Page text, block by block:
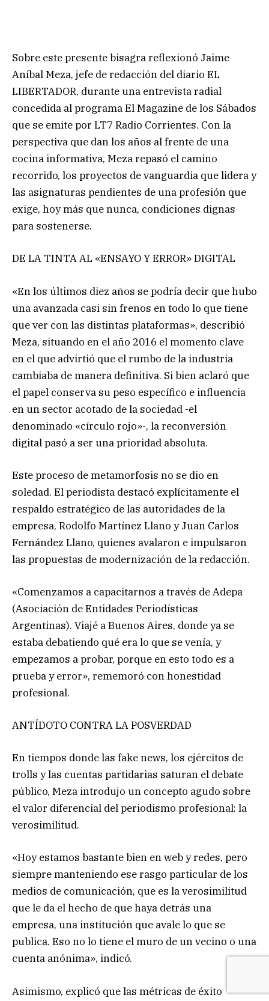
Sobre este presente bisagra reflexionó Jaime
Aníbal Meza, jefe de redacción del diario EL
LIBERTADOR, durante una entrevista radial
concedida al programa El Magazine de los Sábados
que se emite por LT7 Radio Corrientes. Con la
perspectiva que dan los años al frente de una
cocina informativa, Meza repasó el camino
recorrido, los proyectos de vanguardia que lidera y
las asignaturas pendientes de una profesión que
exige, hoy más que nunca, condiciones dignas
para sostenerse.
DE LA TINTA AL «ENSAYO Y ERROR» DIGITAL
«En los últimos diez años se podría decir que hubo
una avanzada casi sin frenos en todo lo que tiene
que ver con las distintas plataformas», describió
Meza, situando en el año 2016 el momento clave
en el que advirtió que el rumbo de la industria
cambiaba de manera definitiva. Si bien aclaró que
el papel conserva su peso específico e influencia
en un sector acotado de la sociedad -el
denominado «círculo rojo»-, la reconversión
digital pasó a ser una prioridad absoluta.
Este proceso de metamorfosis no se dio en
soledad. El periodista destacó explícitamente el
respaldo estratégico de las autoridades de la
empresa, Rodolfo Martínez Llano y Juan Carlos
Fernández Llano, quienes avalaron e impulsaron
las propuestas de modernización de la redacción.
«Comenzamos a capacitarnos a través de Adepa
(Asociación de Entidades Periodísticas
Argentinas). Viajé a Buenos Aires, donde ya se
estaba debatiendo qué era lo que se venía, y
empezamos a probar, porque en esto todo es a
prueba y error», rememoró con honestidad
profesional.
ANTÍDOTO CONTRA LA POSVERDAD
En tiempos donde las fake news, los ejércitos de
trolls y las cuentas partidarias saturan el debate
público, Meza introdujo un concepto agudo sobre
el valor diferencial del periodismo profesional: la
verosimilitud.
«Hoy estamos bastante bien en web y redes, pero
siempre manteniendo ese rasgo particular de los
medios de comunicación, que es la verosimilitud
que le da el hecho de que haya detrás una
empresa, una institución que avale lo que se
publica. Eso no lo tiene el muro de un vecino o una
cuenta anónima», indicó.
Asimismo, explicó que las métricas de éxito